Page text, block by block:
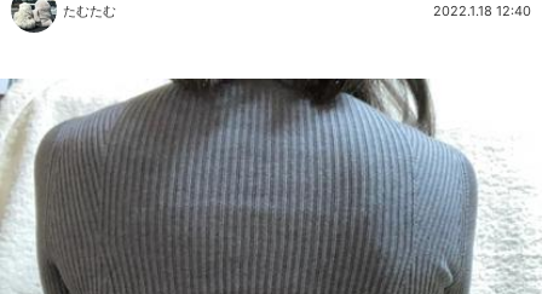
たむたむ 2022.1.18 12:40